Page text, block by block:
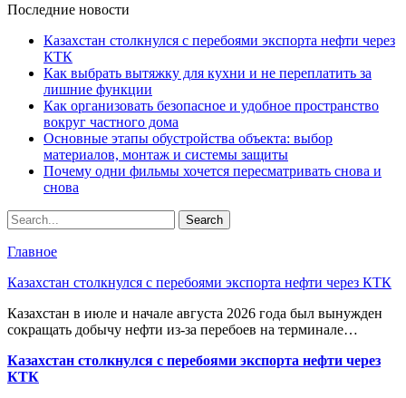
Последние новости
Казахстан столкнулся с перебоями экспорта нефти через
КТК
Как выбрать вытяжку для кухни и не переплатить за
лишние функции
Как организовать безопасное и удобное пространство
вокруг частного дома
Основные этапы обустройства объекта: выбор
материалов, монтаж и системы защиты
Почему одни фильмы хочется пересматривать снова и
снова
Главное
Казахстан столкнулся с перебоями экспорта нефти через КТК
Казахстан в июле и начале августа 2026 года был вынужден
сокращать добычу нефти из-за перебоев на терминале…
Казахстан столкнулся с перебоями экспорта нефти через
КТК